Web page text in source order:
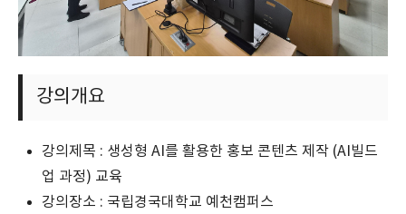
강의개요
강의제목 : 생성형 AI를 활용한 홍보 콘텐츠 제작 (AI빌드
업 과정) 교육
강의장소 : 국립경국대학교 예천캠퍼스